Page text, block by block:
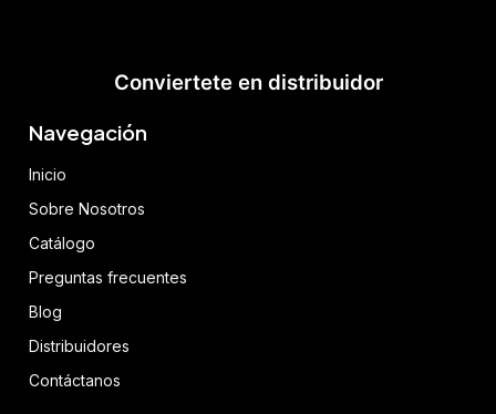
Conviertete en distribuidor
Navegación
Inicio
Sobre Nosotros
Catálogo
Preguntas frecuentes
Blog
Distribuidores
Contáctanos